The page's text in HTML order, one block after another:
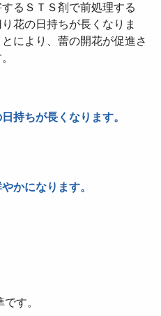
るＳＴＳ剤で前処理する
花の日持ちが長くなりま
により、蕾の開花が促進さ
持ちが長くなります。
かになります。
す。